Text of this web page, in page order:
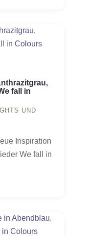
fall in
UND
Inspiration
We fall in